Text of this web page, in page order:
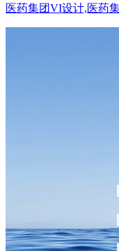
医药集团VI设计,医药